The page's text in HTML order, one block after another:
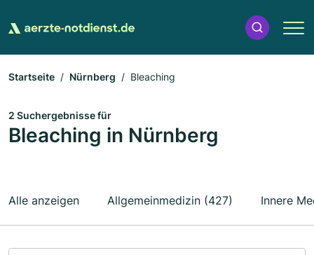
Startseite Nürnberg Bleaching
2 Suchergebnisse für
Bleaching in Nürnberg
Alle anzeigen Allgemeinmedizin (427) Innere